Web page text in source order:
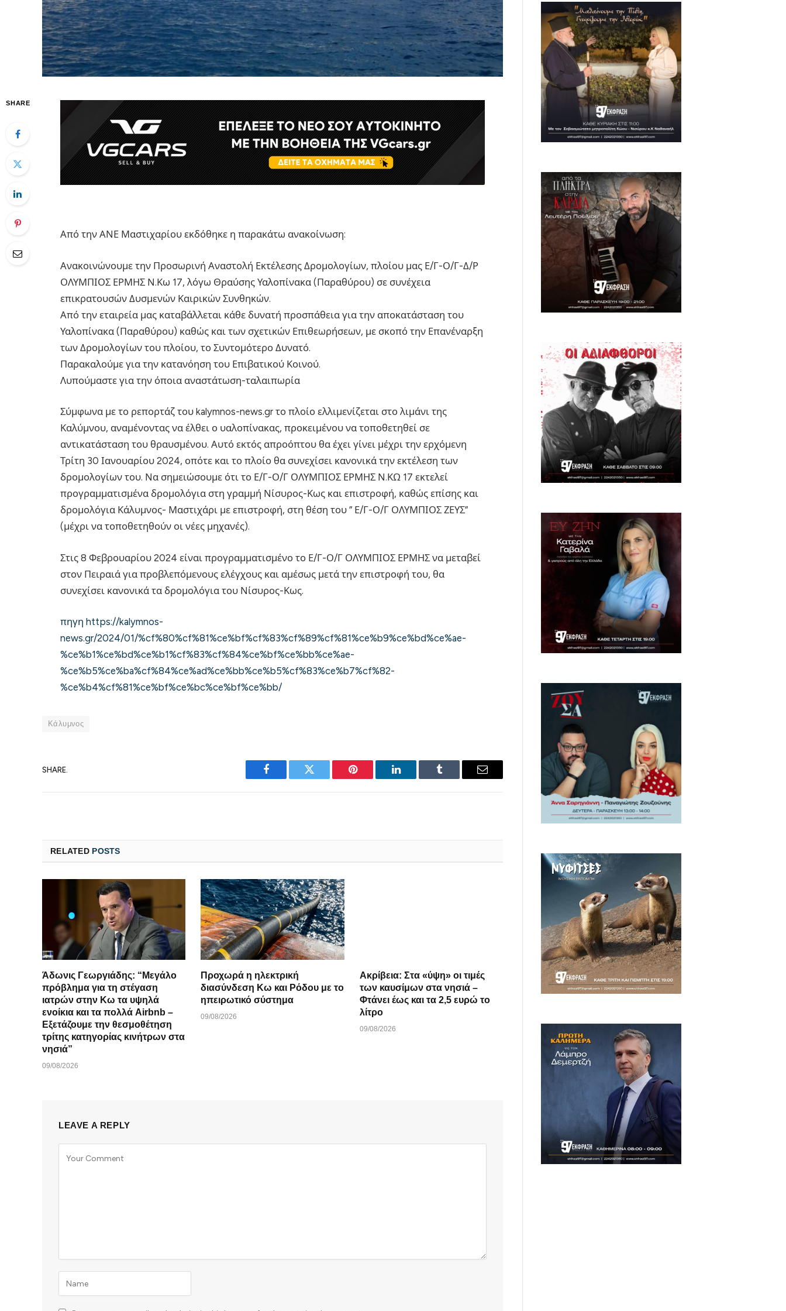
SHARE
Από την ΑΝΕ Μαστιχαρίου εκδόθηκε η παρακάτω ανακοίνωση:
Ανακοινώνουμε την Προσωρινή Αναστολή Εκτέλεσης Δρομολογίων, πλοίου μας Ε/Γ-Ο/Γ-Δ/Ρ
ΟΛΥΜΠΙΟΣ ΕΡΜΗΣ Ν.Κω 17, λόγω Θραύσης Υαλοπίνακα (Παραθύρου) σε συνέχεια
επικρατουσών Δυσμενών Καιρικών Συνθηκών.
Από την εταιρεία μας καταβάλλεται κάθε δυνατή προσπάθεια για την αποκατάσταση του
Υαλοπίνακα (Παραθύρου) καθώς και των σχετικών Επιθεωρήσεων, με σκοπό την Επανέναρξη
των Δρομολογίων του πλοίου, το Συντομότερο Δυνατό.
Παρακαλούμε για την κατανόηση του Επιβατικού Κοινού.
Λυπούμαστε για την όποια αναστάτωση-ταλαιπωρία
Σύμφωνα με το ρεπορτάζ του kalymnos-news.gr το πλοίο ελλιμενίζεται στο λιμάνι της
Καλύμνου, αναμένοντας να έλθει ο υαλοπίνακας, προκειμένου να τοποθετηθεί σε
αντικατάσταση του θραυσμένου. Αυτό εκτός απροόπτου θα έχει γίνει μέχρι την ερχόμενη
Τρίτη 30 Ιανουαρίου 2024, οπότε και το πλοίο θα συνεχίσει κανονικά την εκτέλεση των
δρομολογίων του. Να σημειώσουμε ότι το Ε/Γ-Ο/Γ ΟΛΥΜΠΙΟΣ ΕΡΜΗΣ Ν.ΚΩ 17 εκτελεί
προγραμματισμένα δρομολόγια στη γραμμή Νίσυρος-Κως και επιστροφή, καθώς επίσης και
δρομολόγια Κάλυμνος- Μαστιχάρι με επιστροφή, στη θέση του ” Ε/Γ-Ο/Γ ΟΛΥΜΠΙΟΣ ΖΕΥΣ”
(μέχρι να τοποθετηθούν οι νέες μηχανές).
Στις 8 Φεβρουαρίου 2024 είναι προγραμματισμένο το Ε/Γ-Ο/Γ ΟΛΥΜΠΙΟΣ ΕΡΜΗΣ να μεταβεί
στον Πειραιά για προβλεπόμενους ελέγχους και αμέσως μετά την επιστροφή του, θα
συνεχίσει κανονικά τα δρομολόγια του Νίσυρος-Κως.
πηγη https://kalymnos-
news.gr/2024/01/%cf%80%cf%81%ce%bf%cf%83%cf%89%cf%81%ce%b9%ce%bd%ce%ae-
%ce%b1%ce%bd%ce%b1%cf%83%cf%84%ce%bf%ce%bb%ce%ae-
%ce%b5%ce%ba%cf%84%ce%ad%ce%bb%ce%b5%cf%83%ce%b7%cf%82-
%ce%b4%cf%81%ce%bf%ce%bc%ce%bf%ce%bb/
Κάλυμνος
SHARE.
Facebook Twitter Pinterest LinkedIn Tumblr Email
RELATED POSTS
Άδωνις Γεωργιάδης: “Μεγάλο
πρόβλημα για τη στέγαση
ιατρών στην Κω τα υψηλά
ενοίκια και τα πολλά Airbnb –
Εξετάζουμε την θεσμοθέτηση
τρίτης κατηγορίας κινήτρων στα
νησιά”
09/08/2026
Προχωρά η ηλεκτρική
διασύνδεση Κω και Ρόδου με το
ηπειρωτικό σύστημα
09/08/2026
Ακρίβεια: Στα «ύψη» οι τιμές
των καυσίμων στα νησιά –
Φτάνει έως και τα 2,5 ευρώ το
λίτρο
09/08/2026
LEAVE A REPLY